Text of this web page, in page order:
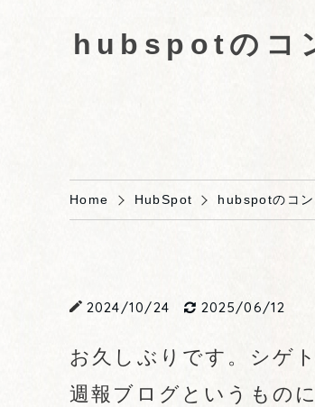
hubspotのコ
Home HubSpot hubspotのコン
2024/10/24 2025/06/12
お久しぶりです。シゲ
週報ブログというもの